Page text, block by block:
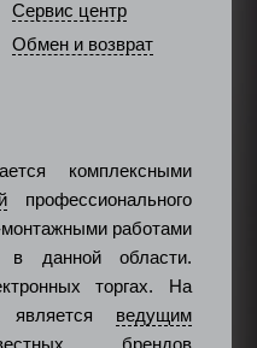
Сервис центр
Обмен и возврат
комплексными
профессионального
монтажными работами
в данной области.
торгах. На
является ведущим